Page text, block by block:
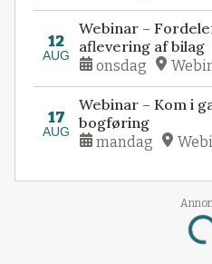
12
AUG
Webinar –
aflevering af bilag
onsdag
17
AUG
Webinar – Kom i
bogføring
mandag